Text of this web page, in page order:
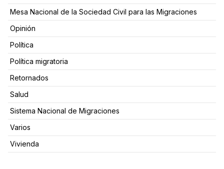
Mesa Nacional de la Sociedad Civil para las Migraciones
Opinión
Política
Política migratoria
Retornados
Salud
Sistema Nacional de Migraciones
Varios
Vivienda